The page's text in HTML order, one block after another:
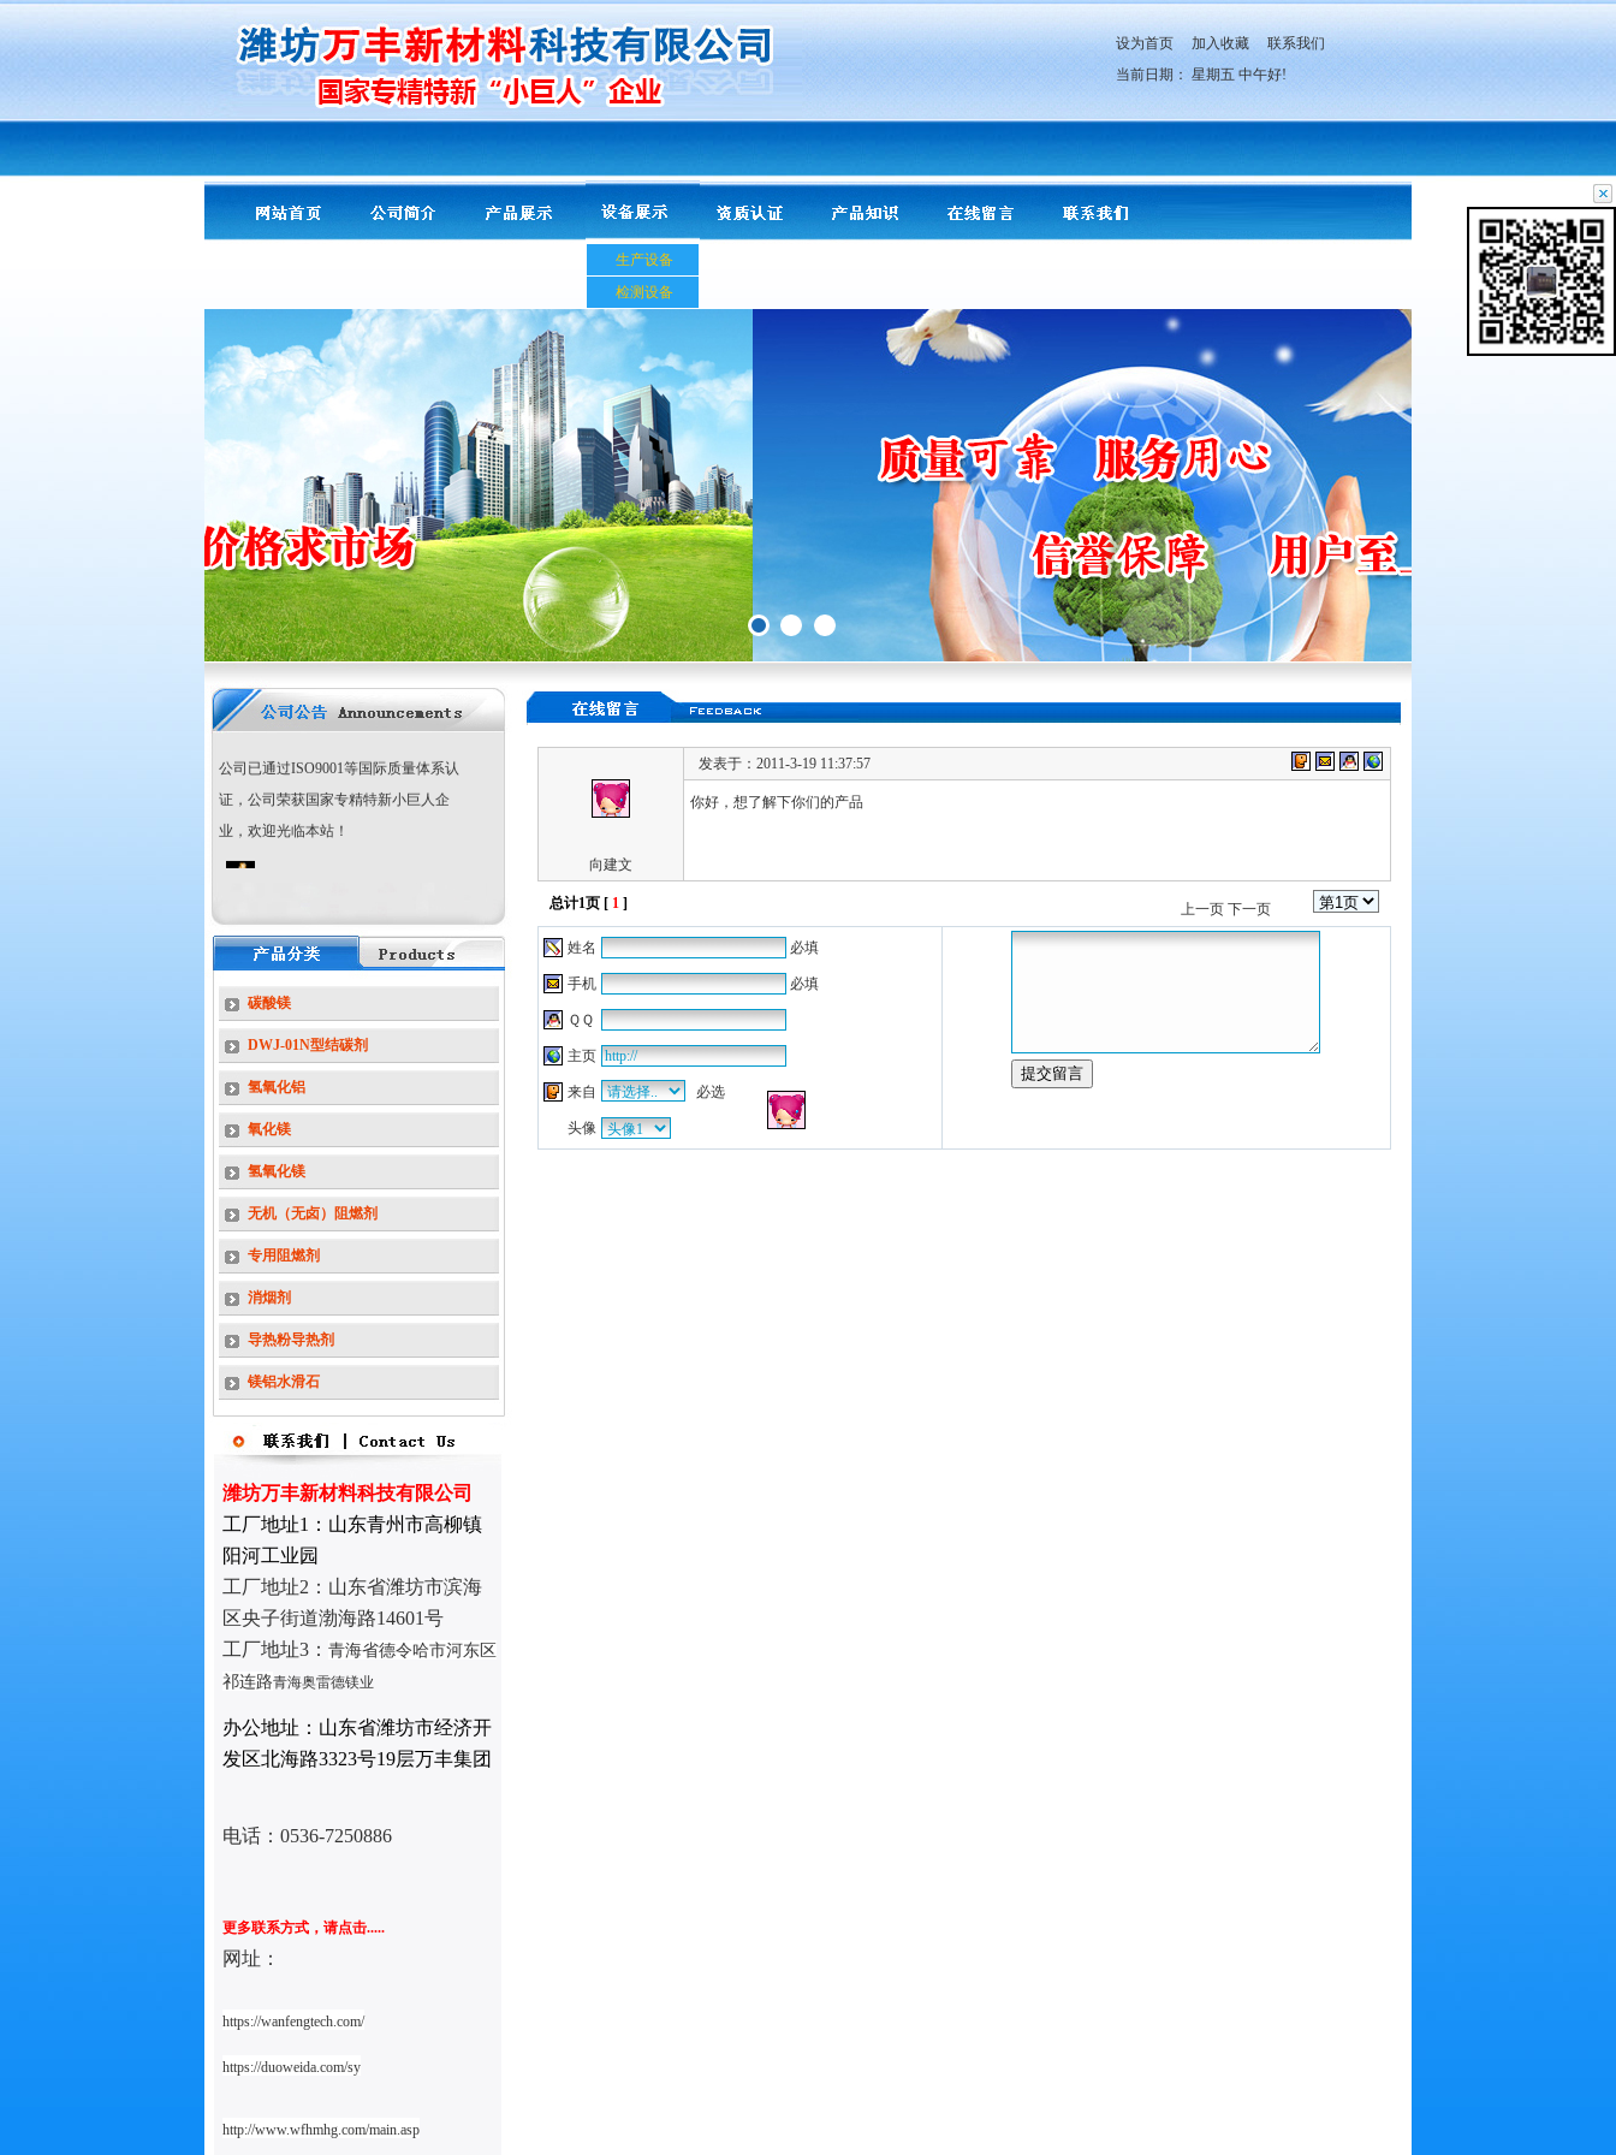
设为首页 加入收藏
联系我们
当前日期： 星期五 中午好!
生产设备
检测设备
友情提示： PA专用
导热剂导热粉
改性氢氧化镁阻燃剂 超细、高纯氢氧化
镁阻燃剂、氧化镁、 活性氢氧化铝阻燃
剂超细活性硼酸锌 阻燃剂 环保型三氧
化二锑阻燃剂 无机复合阻燃剂、木
材、纸张阻燃剂、消烟剂、橡塑导热助
剂-------为我公司主打产品，产品均已通
过SGS测试，符合欧盟RoHS指令。本
证，公司荣获国家专精特新小巨人企
业，欢迎光临本站！
碳酸镁
DWJ-01N型结碳剂
氢氧化铝
氧化镁
氢氧化镁
无机（无卤）阻燃剂
专用阻燃剂
消烟剂
导热粉导热剂
镁铝水滑石
潍坊万丰新材料科技有限公司
工厂地址1：山东青州市高柳镇
阳河工业园
工厂地址2： 山东省潍坊市滨海
区央子街道渤海路14601号
工厂地址3： 青海省德令哈市河东区
祁连路青海奥雷德镁业
办公地址：山东省潍坊市经济开
发区北海路3323号19层万丰集团
电话： 0536-7250886
更多联系方式，请点击.....
网址：
https://wanfengtech.com/
https://duoweida.com/sy
http://www.wfhmhg.com/main.asp
向建文
发表于：2011-3-19 11:37:57
你好，想了解下你们的产品
总计1页 [ 1] 上一页 下一页
姓名 必填
手机 必填
ＱＱ
主页
来自 必选
头像